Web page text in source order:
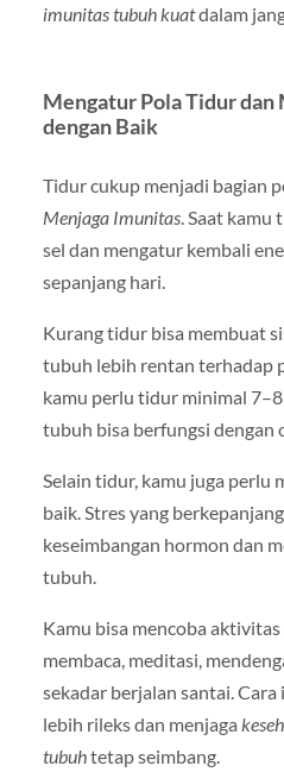
imunitas tubuh kuatdalam
Mengatur Pola Tidur dan
dengan Baik
Tidur cukup menjadi bagian
Menjaga Imunitas. Saat kamu
sel dan mengatur kembali
sepanjang hari.
Kurang tidur bisa membuat
tubuh lebih rentan terhadap
kamu perlu tidur minimal
tubuh bisa berfungsi dengan
Selain tidur, kamu juga perlu
baik. Stres yang
keseimbangan hormon dan
tubuh.
Kamu bisa mencoba
membaca, meditasi,
sekadar berjalan santai.
lebih rileks dan menjaga
tubuhtetap seimbang.